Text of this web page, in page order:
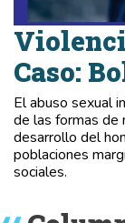
Caso:
El abuso sexual
de las formas de
desarrollo del
poblaciones
sociales.